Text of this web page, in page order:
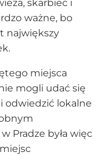
skarbiec i
ważne, bo
największy
miejsca
mogli udać się
odwiedzić lokalne
Pradze była więc